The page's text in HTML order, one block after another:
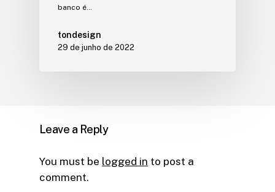
banco é…
tondesign
29 de junho de 2022
Leave a Reply
You must be logged in to post a
comment.